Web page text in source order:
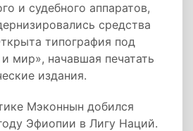
и судебного аппаратов,
средства
типография под
мир», начавшая печатать
издания.
Мэконнын добился
Эфиопии в Лигу Наций.